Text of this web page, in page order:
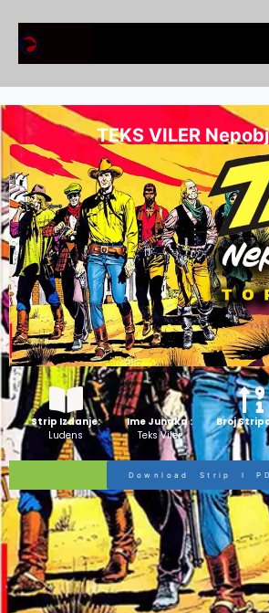
TEKS VILER
Strip Izdanje:
Ludens
Ime Junaka :
Teks Viler
Broj
Download Strip I